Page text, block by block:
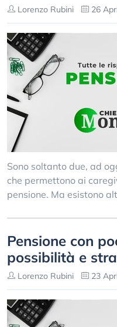
Lorenzo Rubini 26
Sono soltanto due, ad
che permettono ai
pensione. Ma esistono
Pensione con
possibilità e
Lorenzo Rubini 23